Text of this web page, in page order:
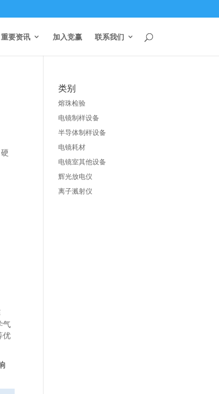
重要资讯 加入竞赢 联系我们
气
优
类别
熔珠检验
电镜制样设备
半导体制样设备
电镜耗材
电镜室其他设备
辉光放电仪
离子溅射仪